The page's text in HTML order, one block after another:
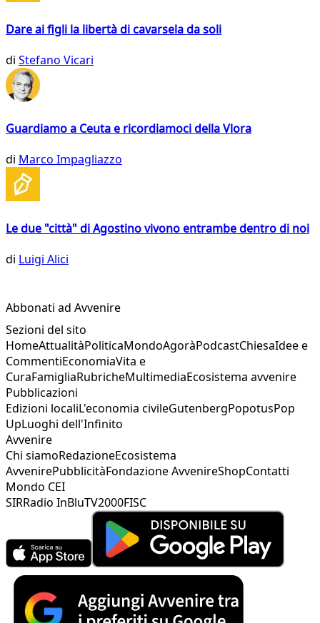
Dare ai figli la libertà di cavarsela da soli
di Stefano Vicari
Guardiamo a Ceuta e ricordiamoci della Vlora
di Marco Impagliazzo
Le due "città" di Agostino vivono entrambe dentro di noi
di Luigi Alici
Abbonati ad Avvenire
Sezioni del sito
HomeAttualitàPoliticaMondoAgoràPodcastChiesaIdee e
CommentiEconomiaVita e
CuraFamigliaRubricheMultimediaEcosistema avvenire
Pubblicazioni
Edizioni localiL'economia civileGutenbergPopotusPop
UpLuoghi dell'Infinito
Avvenire
Chi siamoRedazioneEcosistema
AvvenirePubblicitàFondazione AvvenireShopContatti
Mondo CEI
SIRRadio InBluTV2000FISC